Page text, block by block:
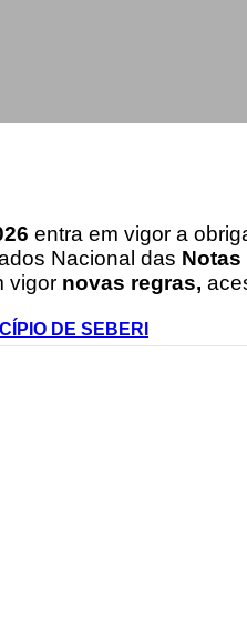
entra em vigor a
Nacional das
vigor novas regras,
DE SEBERI